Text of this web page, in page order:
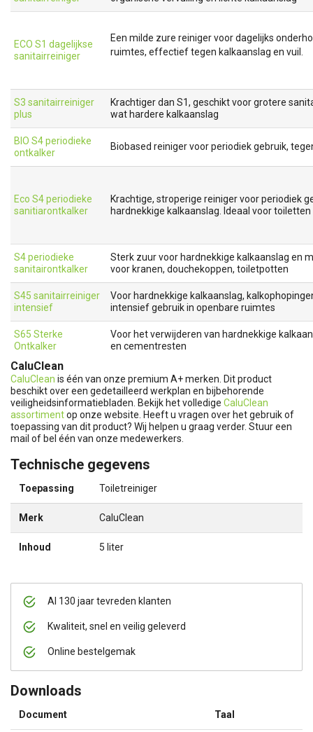
Al 130 jaar tevreden klanten
Kwaliteit, snel en veilig geleverd
Online bestelgemak
Downloads
Document Taal
ECO S1 dagelijkse
sanitairreiniger
Een milde zure reiniger voor dagelijks
ruimtes, effectief tegen kalkaanslag en vuil.
S3 sanitairreiniger
plus
Krachtiger dan S1, geschikt voor grotere
wat hardere kalkaanslag
BIO S4 periodieke
ontkalker
Biobased reiniger voor periodiek gebruik,
Eco S4 periodieke
sanitiarontkalker
Krachtige, stroperige reiniger voor periodiek
hardnekkige kalkaanslag. Ideaal voor toiletten
S4 periodieke
sanitairontkalker
Sterk zuur voor hardnekkige kalkaanslag en
voor kranen, douchekoppen, toiletpotten
S45 sanitairreiniger
intensief
Voor hardnekkige kalkaanslag,
intensief gebruik in openbare ruimtes
S65 Sterke
Ontkalker
Voor het verwijderen van hardnekkige
en cementresten
CaluClean
CaluClean is één van onze premium A+ merken. Dit product
beschikt over een gedetailleerd werkplan en bijbehorende
veiligheidsinformatiebladen. Bekijk het volledige CaluClean
assortimentop onze website. Heeft u vragen over het gebruik of
toepassing van dit product? Wij helpen u graag verder. Stuur een
mail of bel één van onze medewerkers.
Technische gegevens
Toepassing Toiletreiniger
Merk CaluClean
Inhoud 5 liter